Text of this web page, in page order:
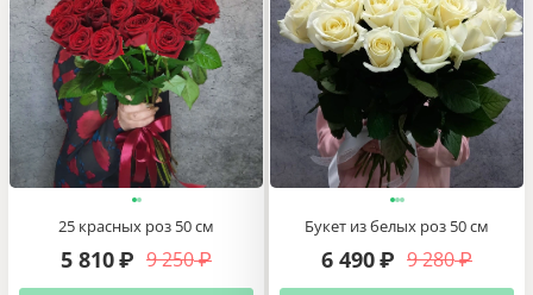
25 красных роз 50 см
9 250 ₽
5 810₽
Букет из белых роз 50 см
9 280 ₽
6 490₽